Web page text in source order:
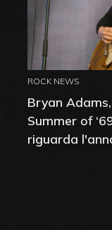
ROCK NEWS
Bryan
Summer of
riguarda